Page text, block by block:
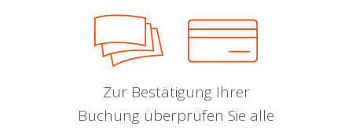
Zur Bestätigung Ihrer
Buchung überprüfen Sie alle